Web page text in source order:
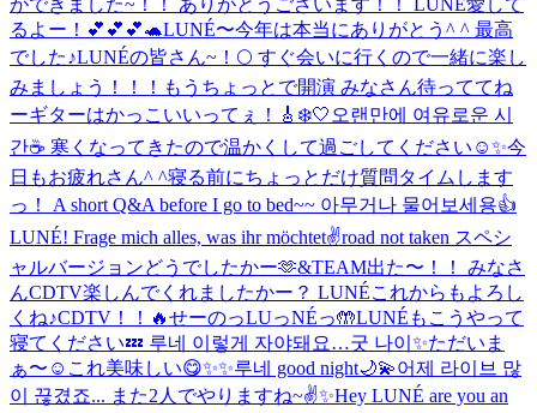
るよー！💕💕💕🐢LUNÉ〜今年は本当にありがとう^ ^ 最高
でした♪LUNÉの皆さん~！🌕 すぐ会いに行くので一緒に楽し
みましょう！！！ もうちょっとで開演 みなさん待っててね
ーギターはかっこいいってぇ！🎸 ❄️🤍 오랜만에 여유로운 시
간☕️ 寒くなってきたので温かくして過ごしてください☺️✨今
日もお疲れさん^ ^寝る前にちょっとだけ質問タイムします
っ！ A short Q&A before I go to bed~~ 아무거나 물어보세용👍
LUNÉ! Frage mich alles, was ihr möchtet✌️road not taken スペシ
ャルバージョンどうでしたかー🫶&TEAM出た〜！！ みなさ
んCDTV楽しんでくれましたかー？ LUNÉこれからもよろし
くね♪CDTV！！🔥せーのっLUっNÉっ🤲LUNÉもこうやって
寝てください💤 루네 이렇게 자야돼요…굿 나이✨ただいま
ぁ〜☺️ これ美味しい😋✨✨루네 good night🌙💫어제 라이브 많
이 끊겼죠... また2人でやりますね~✌️✨Hey LUNÉ are you an